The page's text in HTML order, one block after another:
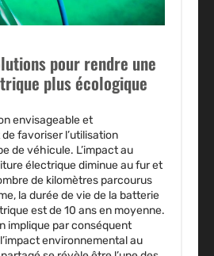
pour rendre une
plus écologique
envisageable et
defavoriser l’utilisation
de véhicule. L’impact au
électrique diminue au fur et
de kilomètres parcourus
la durée de vie de la batterie
est de 10 ans en moyenne.
implique par conséquent
environnemental au